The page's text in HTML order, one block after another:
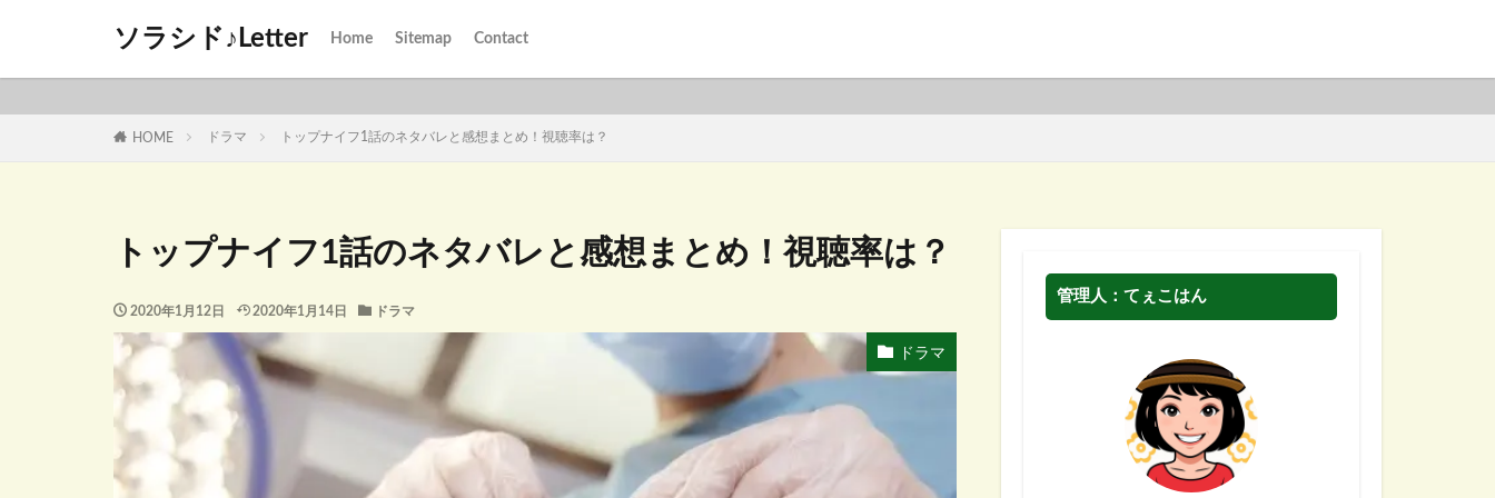
ソラシド♪Letter Home Sitemap Contact
HOME ドラマ トップナイフ1話のネタバレと感想まとめ！視聴率は？
トップナイフ1話のネタバレと感想まとめ！視聴率は？
2020年1月12日 2020年1月14日 ドラマ
ドラマ
管理人：てぇこはん